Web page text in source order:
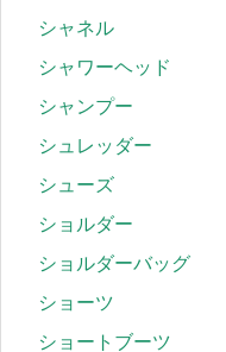
シャネル
シャワーヘッド
シャンプー
シュレッダー
シューズ
ショルダー
ショルダーバッグ
ショーツ
ショートブーツ